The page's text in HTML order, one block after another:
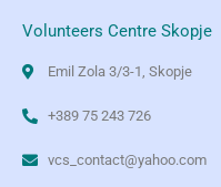
Volunteers Centre Skopje
Emil Zola 3/3-1, Skopje
+389 75 243 726
vcs_contact@yahoo.com